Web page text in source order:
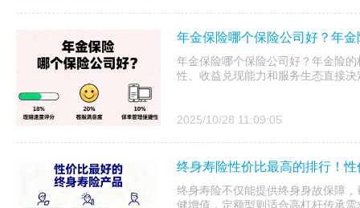
年金保险哪个保险公司好？年
年金保险哪个保险公司好？年金险
性、收益兑现能力和服务生态直接决
2025/10/28 11:09:05
终身寿险性价比最高的排行！
终身寿险不仅能提供终身身故保障
健增值，定额型则适合高杠杆传承